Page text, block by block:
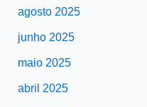
agosto 2025
junho 2025
maio 2025
abril 2025